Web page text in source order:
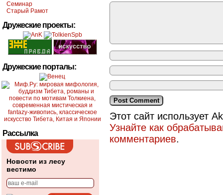
Семинар
Старый Рамот
Дружеские проекты:
Дружеские порталы:
Рассылка
Новости из лесу
вестимо
Этот сайт использует
Узнайте как
комментариев.